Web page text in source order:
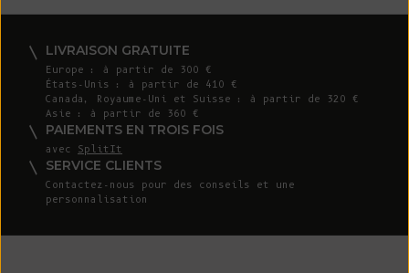
LIVRAISON GRATUITE
Europe : à partir de 300 €
États-Unis : à partir de 410 €
Canada, Royaume-Uni et Suisse : à partir de 320 €
Asie : à partir de 360 €
PAIEMENTS EN TROIS FOIS
avec SplitIt
SERVICE CLIENTS
Contactez-nous pour des conseils et une
personnalisation